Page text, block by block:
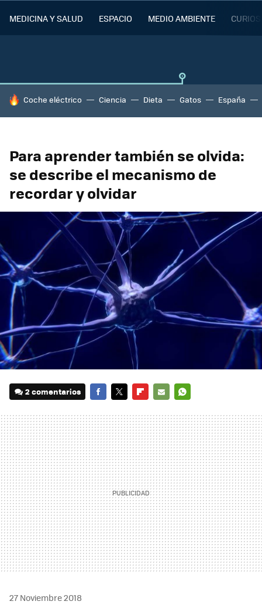
MEDICINA Y SALUD ESPACIO MEDIO AMBIENTE
HOY SE HABLA DE
Coche eléctrico Ciencia Dieta Gatos España
Para aprender también se olvida:
se describe el mecanismo de
recordar y olvidar
2 comentarios
MAIL
27 Noviembre 2018